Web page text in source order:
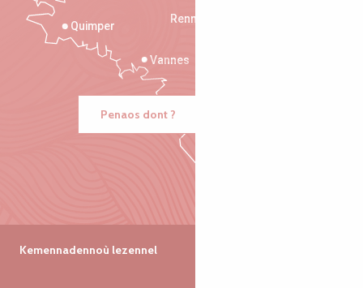
Rennes
Vannes
Quimper
Penaos dont ?
Kemennadennoù lezennel